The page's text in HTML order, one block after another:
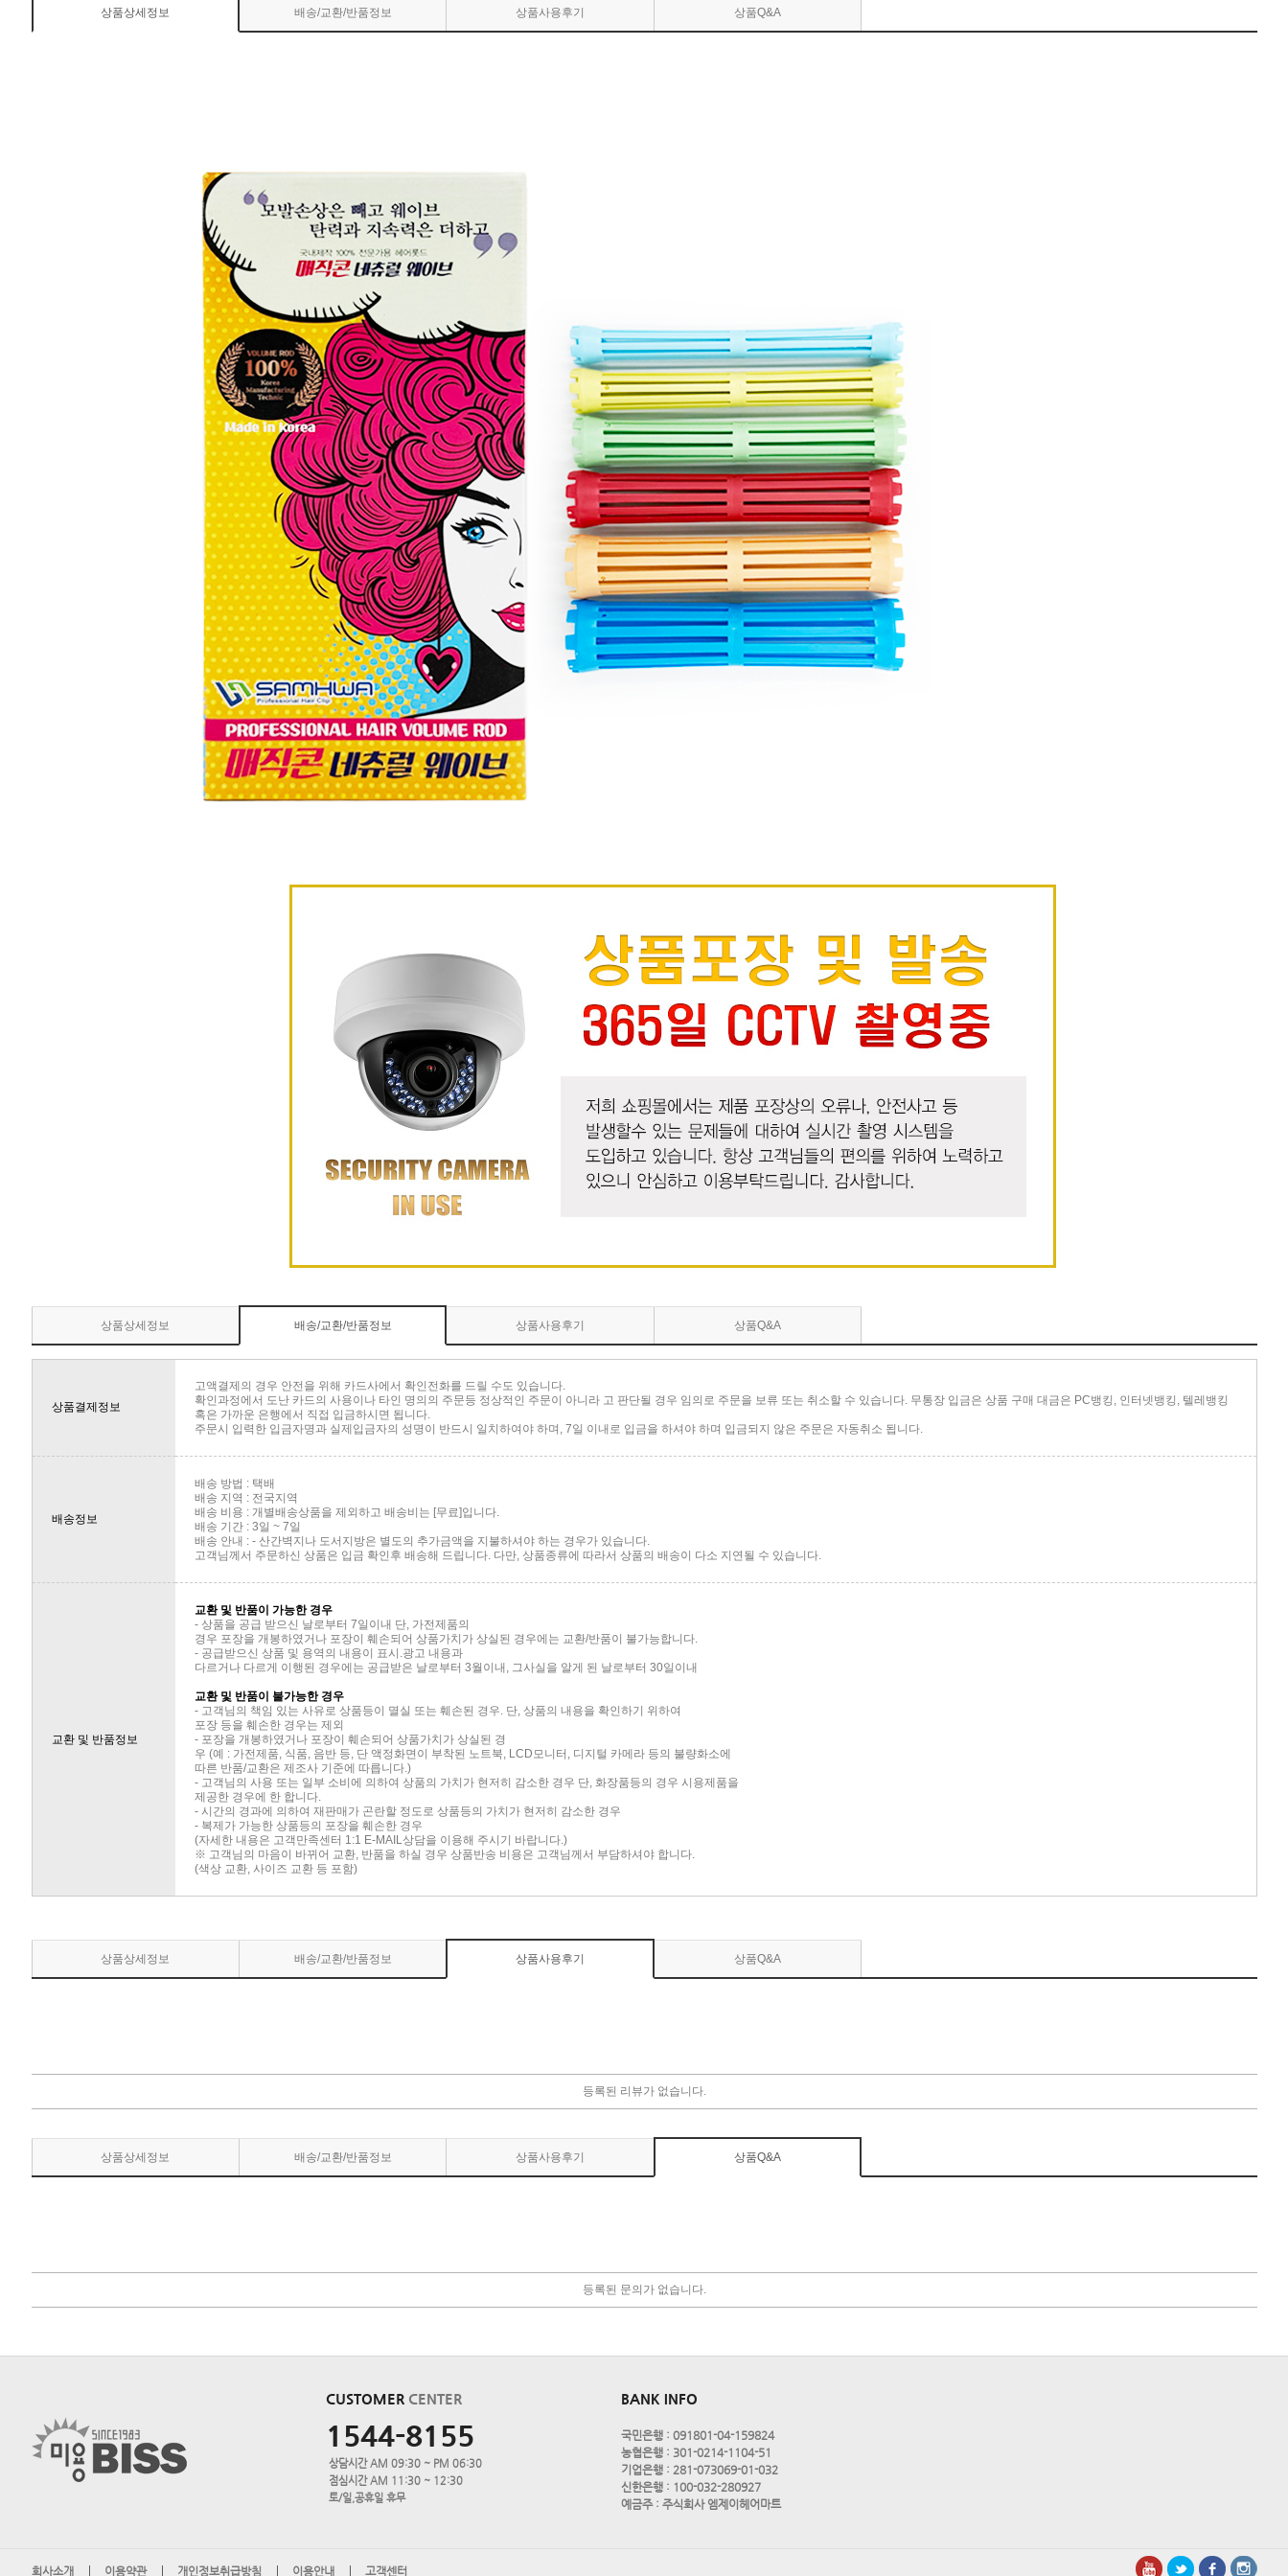
상품상세정보 배송/교환/반품정보 상품사용후기 상품Q&A
상품상세정보 배송/교환/반품정보 상품사용후기 상품Q&A
상품결제정보
고액결제의 경우 안전을 위해 카드사에서 확인전화를 드릴 수도 있습니다.
확인과정에서 도난 카드의 사용이나 타인 명의의 주문등 정상적인 주문이 아니라 고 판단될 경우 임의로 주문을 보류 또는 취소할 수 있습니다. 무통장 입금은 상품 구매 대금은 PC뱅킹, 인터넷뱅킹, 텔레뱅킹
혹은 가까운 은행에서 직접 입금하시면 됩니다.
주문시 입력한 입금자명과 실제입금자의 성명이 반드시 일치하여야 하며, 7일 이내로 입금을 하셔야 하며 입금되지 않은 주문은 자동취소 됩니다.
배송정보
배송 방법 : 택배
배송 지역 : 전국지역
배송 비용 : 개별배송상품을 제외하고 배송비는 [무료]입니다.
배송 기간 : 3일 ~ 7일
배송 안내 : - 산간벽지나 도서지방은 별도의 추가금액을 지불하셔야 하는 경우가 있습니다.
고객님께서 주문하신 상품은 입금 확인후 배송해 드립니다. 다만, 상품종류에 따라서 상품의 배송이 다소 지연될 수 있습니다.
교환 및 반품정보
교환 및 반품이 가능한 경우
- 상품을 공급 받으신 날로부터 7일이내 단, 가전제품의
경우 포장을 개봉하였거나 포장이 훼손되어 상품가치가 상실된 경우에는 교환/반품이 불가능합니다.
- 공급받으신 상품 및 용역의 내용이 표시.광고 내용과
다르거나 다르게 이행된 경우에는 공급받은 날로부터 3월이내, 그사실을 알게 된 날로부터 30일이내
교환 및 반품이 불가능한 경우
- 고객님의 책임 있는 사유로 상품등이 멸실 또는 훼손된 경우. 단, 상품의 내용을 확인하기 위하여
포장 등을 훼손한 경우는 제외
- 포장을 개봉하였거나 포장이 훼손되어 상품가치가 상실된 경
우 (예 : 가전제품, 식품, 음반 등, 단 액정화면이 부착된 노트북, LCD모니터, 디지털 카메라 등의 불량화소에
따른 반품/교환은 제조사 기준에 따릅니다.)
- 고객님의 사용 또는 일부 소비에 의하여 상품의 가치가 현저히 감소한 경우 단, 화장품등의 경우 시용제품을
제공한 경우에 한 합니다.
- 시간의 경과에 의하여 재판매가 곤란할 정도로 상품등의 가치가 현저히 감소한 경우
- 복제가 가능한 상품등의 포장을 훼손한 경우
(자세한 내용은 고객만족센터 1:1 E-MAIL상담을 이용해 주시기 바랍니다.)
※ 고객님의 마음이 바뀌어 교환, 반품을 하실 경우 상품반송 비용은 고객님께서 부담하셔야 합니다.
(색상 교환, 사이즈 교환 등 포함)
상품상세정보 배송/교환/반품정보 상품사용후기 상품Q&A
등록된 리뷰가 없습니다.
상품상세정보 배송/교환/반품정보 상품사용후기 상품Q&A
등록된 문의가 없습니다.
CUSTOMER CENTER
1544-8155
상담시간 AM 09:30 ~ PM 06:30
점심시간 AM 11:30 ~ 12:30
토/일,공휴일 휴무
BANK INFO
국민은행 : 091801-04-159824
농협은행 : 301-0214-1104-51
기업은행 : 281-073069-01-032
신한은행 : 100-032-280927
예금주 : 주식회사 엠제이헤어마트
회사소개 이용약관 개인정보취급방침 이용안내 고객센터